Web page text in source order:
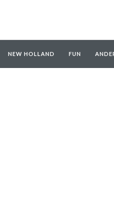
NEW HOLLAND FUN